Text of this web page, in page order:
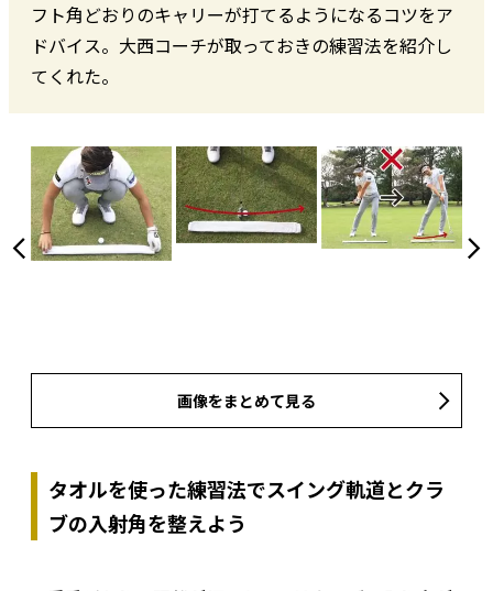
フト角どおりのキャリーが打てるようになるコツをア
ドバイス。大西コーチが取っておきの練習法を紹介し
てくれた。
画像をまとめて見る
タオルを使った練習法でスイング軌道とクラ
ブの入射角を整えよう